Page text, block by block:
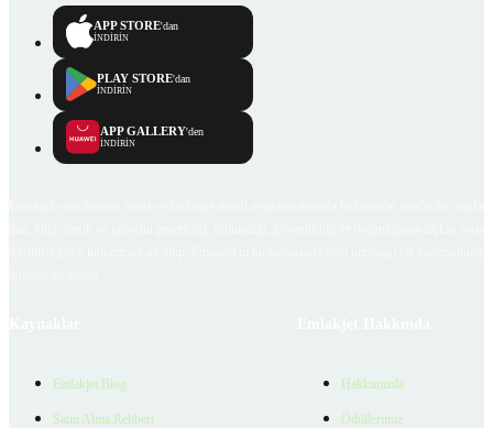
APP STORE'dan
İNDİRİN
PLAY STORE'dan
İNDİRİN
APP GALLERY'den
İNDİRİN
Emlakjet Blog
Satın Alma Rehberi
Hakkımızda
Ödüllerimiz